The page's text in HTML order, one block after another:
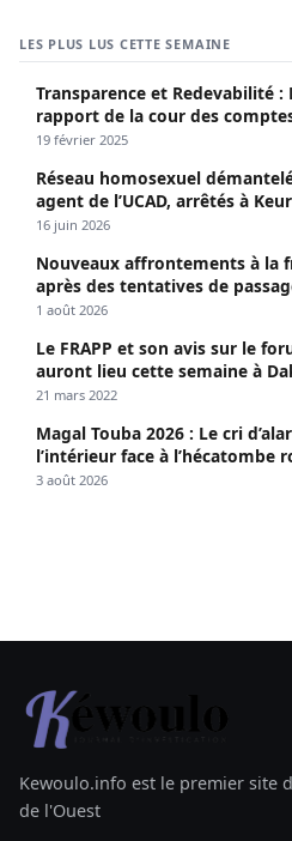
LES PLUS LUS CETTE SEMAINE
Transparence et Redevabilité
rapport de la cour des
19 février 2025
Réseau homosexuel
agent de l’UCAD, arrêtés à
propagé le VIH depuis 2018
16 juin 2026
Nouveaux affrontements à la
après des tentatives de
1 août 2026
Le FRAPP et son avis sur le
auront lieu cette semaine à
21 mars 2022
Magal Touba 2026 : Le cri
l’intérieur face à l’hécatombe
3 août 2026
Kewoulo.info est le premier site
de l'Ouest